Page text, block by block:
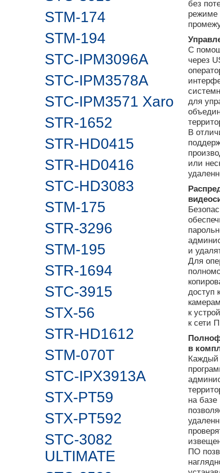
STM-174
STM-194
STC-IPM3096A
STC-IPM3578A
STC-IPM3571 Xaro
STR-1652
STR-HD0415
STR-HD0416
STC-HD3083
STM-175
STR-3296
STM-195
STR-1694
STC-3915
STX-56
STR-HD1612
STM-070T
STC-IPX3913A
STX-PT59
STX-PT592
STC-3082
ULTIMATE
без
режиме
С
через
для
В
или
и
Для
доступ
к
к сети
в
Каждый
на
ПО